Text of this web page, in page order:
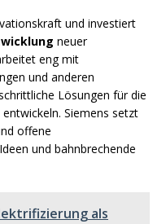
und investiert
neuer
eng mit
und anderen
Lösungen für die
Siemens setzt
offene
und bahnbrechende
als